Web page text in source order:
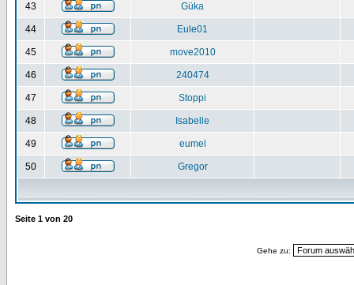
43 Güka
44 Eule01
45 move2010
46 240474
47 Stoppi
48 Isabelle
49 eumel
50 Gregor
Seite 1 von 20
Gehe zu: